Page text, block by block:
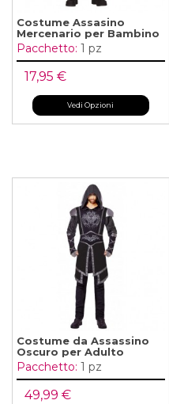
Costume Assasino
Mercenario per Bambino
Pacchetto: 1 pz
17,95 €
Vedi Opzioni
Costume da Assassino
Oscuro per Adulto
Pacchetto: 1 pz
49,99 €